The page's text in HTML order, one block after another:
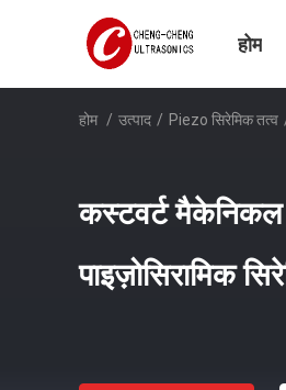
होम
होम / उत्पाद / Piezo सिरेमिक तत्व
कस्टवर्ट मैकेनिकल
पाइज़ोसिरामिक